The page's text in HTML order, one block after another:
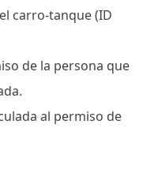
carro-tanque (ID
de la persona que
al permiso de